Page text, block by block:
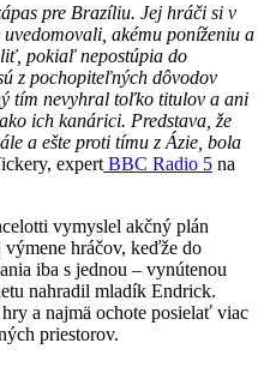
pre Brazíliu. Jej hráči si v
akému poníženiu a
pokiaľ nepostúpia do
z pochopiteľných dôvodov
tím nevyhral toľko titulov a ani
ich kanárici. Predstava, že
a ešte proti tímu z Ázie, bola
expert BBC Radio 5 na
vymyslel akčný plán
hráčov, keďže do
iba s jednou – vynútenou
nahradil mladík Endrick.
a najmä ochote posielať viac
priestorov.